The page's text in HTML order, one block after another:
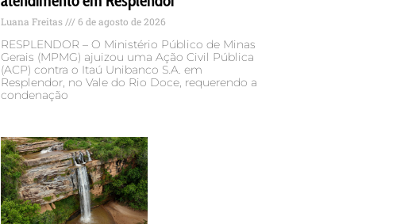
Luana Freitas 6 de agosto de 2026
RESPLENDOR – O Ministério Público de Minas
Gerais (MPMG) ajuizou uma Ação Civil Pública
(ACP) contra o Itaú Unibanco S.A. em
Resplendor, no Vale do Rio Doce, requerendo a
condenação